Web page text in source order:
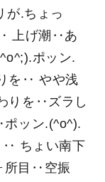
.ちょっ
上げ潮‥あ
ポッン.
を‥ やや浅
りを‥ズラし
ッン.(^o^).
ちょい南下
所目‥空振